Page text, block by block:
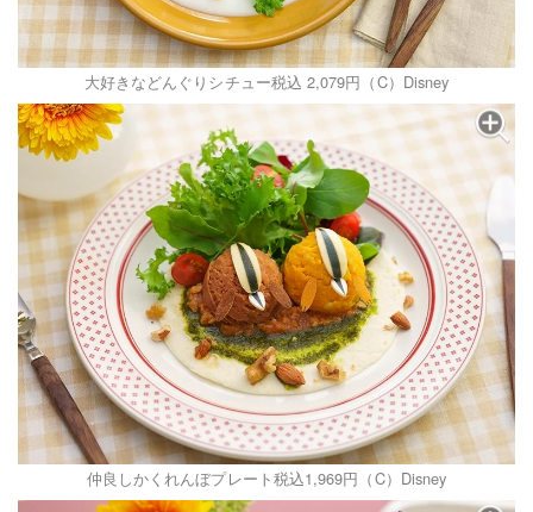
大好きなどんぐりシチュー税込 2,079円（C）Disney
仲良しかくれんぼプレート税込1,969円（C）Disney